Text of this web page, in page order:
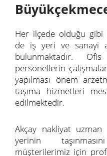
Her ilçede olduğu gibi
de iş yeri ve sanayi
bulunmaktadır.
personellerin
yapılması önem
taşıma hizmetleri
edilmektedir.
Akçay nakliyat
yerinin
müşterilerimiz için